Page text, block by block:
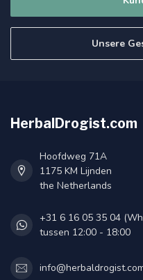
Unsere
HerbalDrogist.com
Hoofdweg 71A
1175 KM Lijnden
the Netherlands
+31 6 16 05 35 04
tussen 12:00 - 18:00